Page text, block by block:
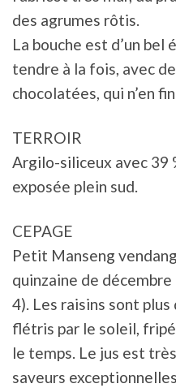
des agrumes rôtis.
La bouche est d’un
tendre à la fois, avec
chocolatées, qui n’en
TERROIR
Argilo-siliceux avec 39
exposée plein sud.
CEPAGE
Petit Manseng
quinzaine de
4). Les raisins sont
flétris par le soleil,
le temps. Le jus est
saveurs